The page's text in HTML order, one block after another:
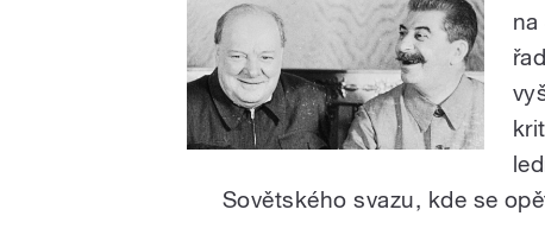
Sovětského svazu, kde se